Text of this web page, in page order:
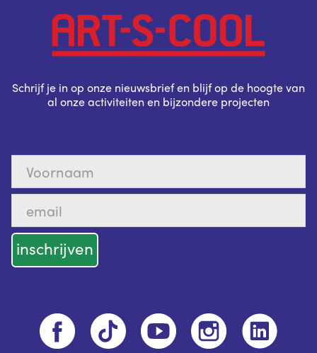
Schrijf je in op onze nieuwsbrief en blijf op de hoogte van
al onze activiteiten en bijzondere projecten